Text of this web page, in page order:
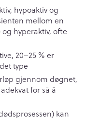
hypoaktiv og
mellom en
hyperaktiv, ofte
20–25 % er
type
gjennom døgnet,
for så å
kan